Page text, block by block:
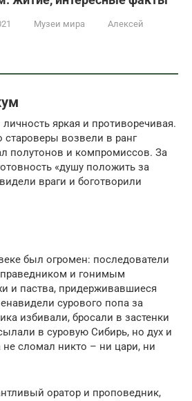
Музеи мира
Алексей
яркая и противоречивая.
староверы возвели в ранг
полутонов и компромиссов. За
«душу положить за
враги и боготворили
был огромен: последователи
и гонимым
и паства, придерживавшиеся
сурового попа за
избивали, бросали в застенки
в суровую Сибирь, но дух и
сломал никто – ни цари, ни
оратор и проповедник,